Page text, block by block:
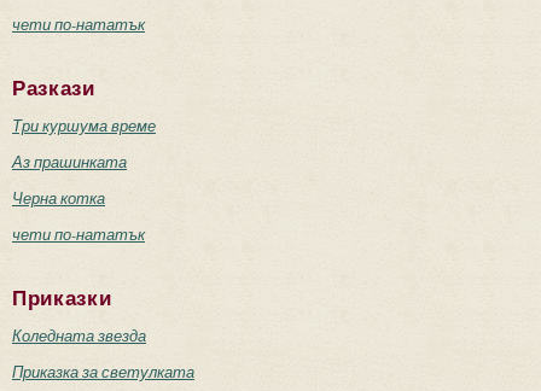
чети по-нататък
Разкази
Три куршума време
Аз прашинката
Черна котка
чети по-нататък
Приказки
Коледната звезда
Приказка за светулката